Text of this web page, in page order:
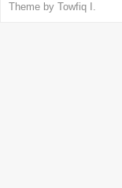
Theme by Towfiq I.